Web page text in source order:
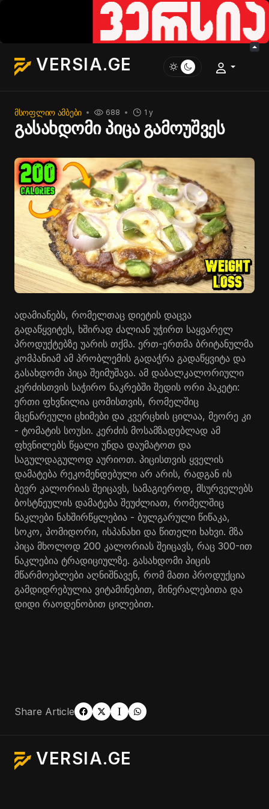
VERSIA.GE
ᲛᲡᲝᲤᲚᲘᲝ ᲐᲛᲑᲔᲑᲘ 1 y
688
გასახდომი პიცა გამოუშვეს
ადამიანებს, რომელთაც დიეტის დაცვა
გადაწყვიტეს, ხშირად ძალიან უჭირთ საყვარელ
პროდუქტებზე უარის თქმა. ერთ-ერთმა ბრიტანულმა
კომპანიამ ამ პრობლემის გადაჭრა გადაწყვიტა და
გასახდომი პიცა შეიმუშავა. ამ დაბალკალორიული
კერძისთვის საჭირო ნაკრებში შედის ორი პაკეტი:
ერთი ფხვნილია ცომისთვის, რომელშიც
მცენარეული ცხიმები და კვერცხის ცილაა, მეორე კი
- ტომატის სოუსი. კერძის მოსამზადებლად ამ
ფხვნილებს წყალი უნდა დაუმატოთ და
საგულდაგულოდ აურიოთ. პიცისთვის ყველის
დამატება რეკომენდებული არ არის, რადგან ის
ბევრ კალორიას შეიცავს, სამაგიეროდ, მსურველებს
ბოსტნეულის დამატება შეუძლიათ, რომელშიც
ნაკლები ნახშირწყლებია - ბულგარული წიწაკა,
სოკო, პომიდორი, ისპანახი და წითელი ხახვი. მზა
პიცა მხოლოდ 200 კალორიას შეიცავს, რაც 300-ით
ნაკლებია ტრადიციულზე. გასახდომი პიცის
მწარმოებლები აღნიშნავენ, რომ მათი პროდუქცია
გამდიდრებულია ვიტამინებით, მინერალებითა და
დიდი რაოდენობით ცილებით.
Share Article
VERSIA.GE